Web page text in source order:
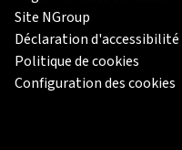
Site NGroup
Déclaration d'accessibilité
Politique de cookies
Configuration des cookies